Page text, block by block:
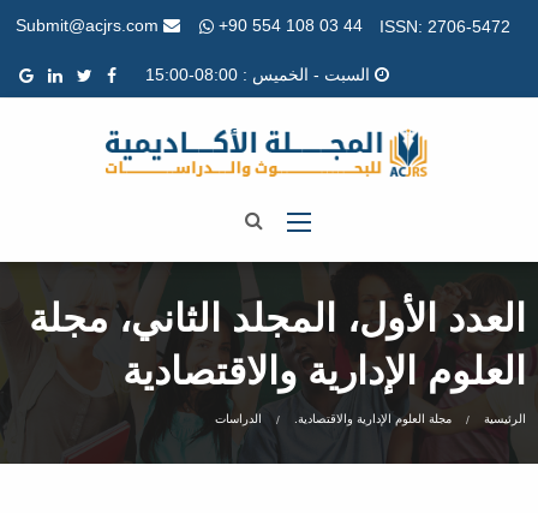
ISSN: 2706-5472
+90 554 108 03 44
السبت - الخميس : 08:00-15:00
العدد الأول، المجلد الثاني، مجلة
العلوم الإدارية والاقتصادية
الرئيسية مجلة العلوم الإدارية والاقتصادية. الدراسات